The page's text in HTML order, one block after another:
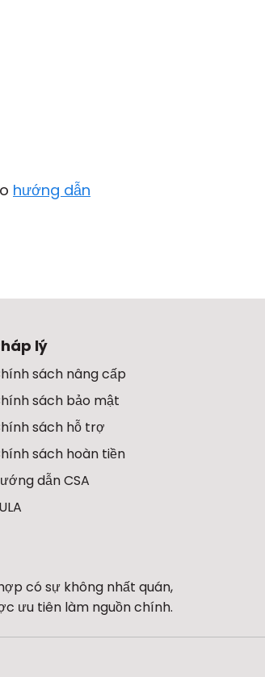
hướng dẫn
lý
sách nâng cấp
sách bảo mật
sách hỗ trợ
sách hoàn tiền
dẫn CSA
có sự không nhất quán,
ưu tiên làm nguồn chính.